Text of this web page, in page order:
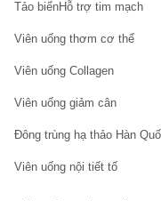
nứt, cần dưỡng môi
Son dưỡng Omi
Son dưỡng Omi
Xem thêm:
Mặt nạ ngủ Whoo Face
Tảo biểnHỗ trợ tim mạch
Viên uống thơm cơ thể
Viên uống Collagen
Viên uống giảm cân
Đông trùng hạ thảo Hàn
Viên uống nội tiết tố